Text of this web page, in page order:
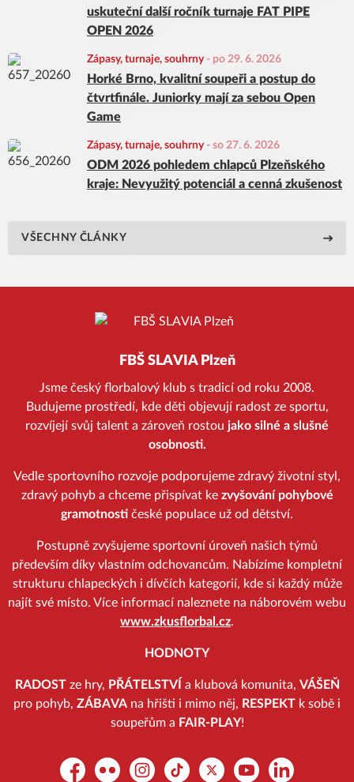
uskuteční další ročník turnaje FAT PIPE
OPEN 2026
Zápasy, turnaje, souhrny - po 29. 6. 2026
Horké Brno, kvalitní soupeři a postup do
čtvrtfinále. Juniorky mají za sebou Open
Game
Zápasy, turnaje, souhrny - so 27. 6. 2026
ODM 2026 pohledem chlapců Plzeňského
kraje: Nevyužitý potenciál a cenná zkušenost
VŠECHNY ČLÁNKY
FBŠ SLAVIA Plzeň
Jsme český florbalový klub s tradicí od roku 2008.
Budujeme prostředí, kde děti objevují radost ze sportu,
rozvíjejí svůj talent a zároveň rostou jako silné a slušné
osobnosti.
Vedle sportovního rozvoje podporujeme zdravý životní styl,
zdravý pohyb a chceme přispívat kezvyšování pohybové
gramotnosti české populace už od dětství.
Postupně zvyšujeme sportovní úroveň našich týmů
především díky vlastním odchovancům. Nabízíme kompletní
strukturu chlapeckých i dívčích kategorií, kde si každý může
najít své místo. Více informací naleznete na náborovém webu
www.zkusflorbal.cz.
HODNOTY
RADOSTze hry, PŘÁTELSTVÍ a klubová komunita, VÁŠEŇ
pro pohyb, ZÁBAVA na hřišti i mimo něj, RESPEKT k sobě i
soupeřům a FAIR-PLAY!
FacebookFlickr Instagram
TikTok Platform X
YouTubeLinkedIn